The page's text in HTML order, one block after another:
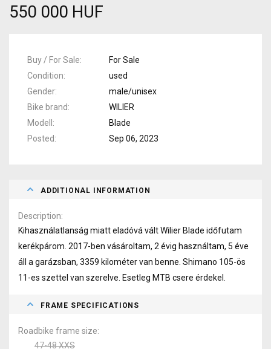
550 000 HUF
Buy / For Sale
For Sale
Condition
used
Gender
male/unisex
Bike brand
WILIER
Modell
Blade
Posted
Sep 06, 2023
ADDITIONAL INFORMATION
Description
Kihasználatlanság miatt eladóvá vált Wilier Blade időfutam
kerékpárom. 2017-ben vásároltam, 2 évig használtam, 5 éve
áll a garázsban, 3359 kilométer van benne. Shimano 105-ös
11-es szettel van szerelve. Esetleg MTB csere érdekel.
FRAME SPECIFICATIONS
Roadbike frame size
47-48 XXS